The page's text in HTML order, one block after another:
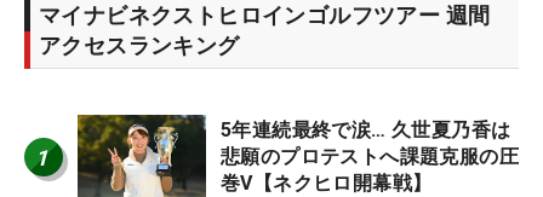
マイナビネクストヒロインゴルフツアー 週間
アクセスランキング
1
5年連続最終で涙… 久世夏乃香は
悲願のプロテストへ課題克服の圧
巻V【ネクヒロ開幕戦】